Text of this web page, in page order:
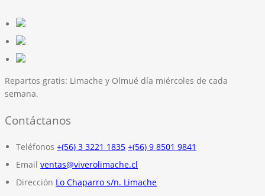
Repartos gratis: Limache y Olmué día miércoles de cada
semana.
Contáctanos
Teléfonos +(56) 3 3221 1835 +(56) 9 8501 9841
Email ventas@viverolimache.cl
Dirección Lo Chaparro s/n. Limache